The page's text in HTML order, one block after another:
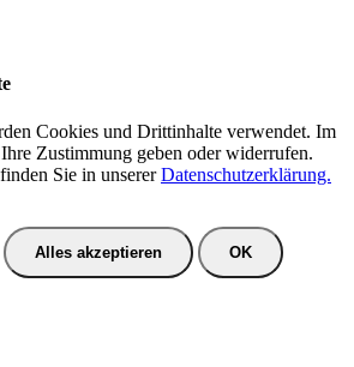
Cookies und Drittinhalte verwendet. Im
Zustimmung geben oder widerrufen.
Sie in unsererDatenschutzerklärung.
Alles akzeptieren OK